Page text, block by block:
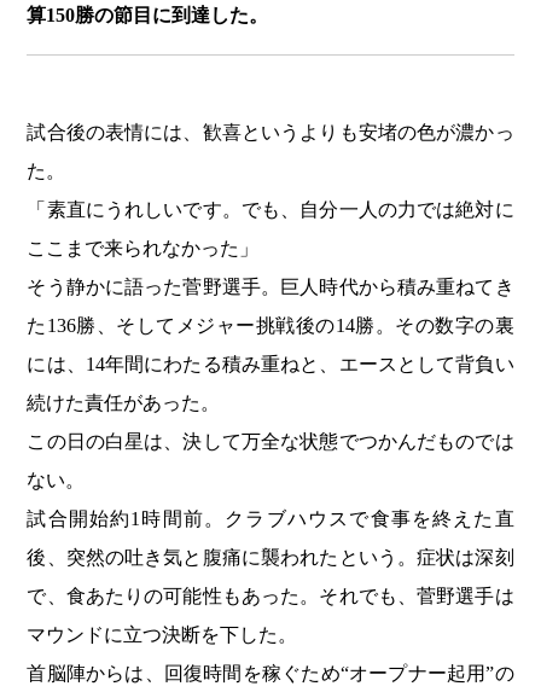
算150勝の節目に到達した。
試合後の表情には、歓喜というよりも安堵の色が濃かっ
た。
「素直にうれしいです。でも、自分一人の力では絶対に
ここまで来られなかった」
そう静かに語った菅野選手。巨人時代から積み重ねてき
た136勝、そしてメジャー挑戦後の14勝。その数字の裏
には、14年間にわたる積み重ねと、エースとして背負い
続けた責任があった。
この日の白星は、決して万全な状態でつかんだものでは
ない。
試合開始約1時間前。クラブハウスで食事を終えた直
後、突然の吐き気と腹痛に襲われたという。症状は深刻
で、食あたりの可能性もあった。それでも、菅野選手は
マウンドに立つ決断を下した。
首脳陣からは、回復時間を稼ぐため“オープナー起用”の